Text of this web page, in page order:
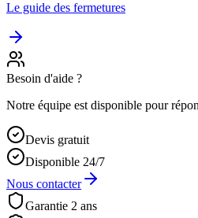
Le guide des fermetures
Besoin d'aide ?
Notre équipe est disponible pour
Devis gratuit
Disponible 24/7
Nous contacter
Garantie 2 ans